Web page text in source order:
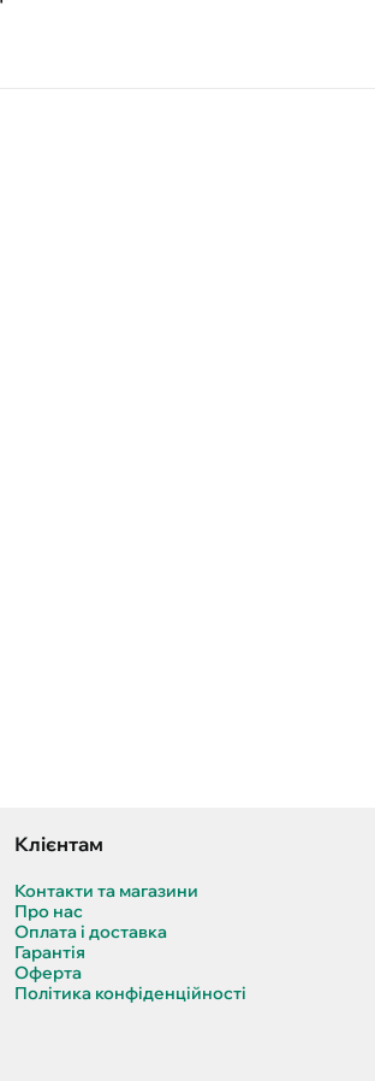
Клієнтам
Контакти та магазини
Про нас
Оплата і доставка
Гарантія
Оферта
Політика конфіденційності